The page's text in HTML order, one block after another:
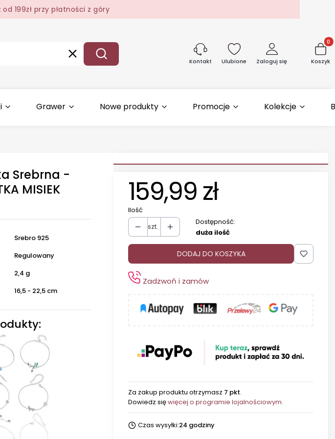
199zł przy płatności z góry
WyczyśćSzukaj Kontakt Ulubione Zaloguj się Koszyk
Grawer Nowe produkty Promocje Kolekcje
Srebrna -
MISIEK
Srebro 925
Regulowany
2,4 g
16,5 - 22,5 cm
159,99 zł
Ilość
szt.
Dostępność:
duża ilość
DODAJ DO KOSZYKA
Zadzwoń i zamów
Za zakup produktu otrzymasz 7 pkt.
Dowiedz sięwięcej o programie lojalnościowym.
Czas wysyłki:24 godziny